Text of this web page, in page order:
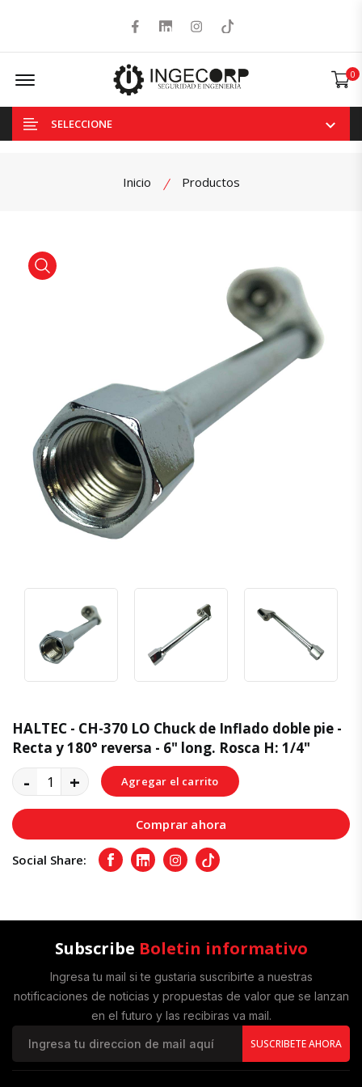
FacebookLinkedInInstagram
Tiktok
Offcanvas Menu Open 0
SELECCIONE
Inicio Productos
product view
HALTEC - CH-370 LO Chuck de Inflado doble pie -
Recta y 180° reversa - 6" long. Rosca H: 1/4"
- + Agregar el carrito
Comprar ahora
Social Share: FacebookLinkedInInstagramTiktok
Subscribe Boletin informativo
Ingresa tu mail si te gustaria suscribirte a nuestras
notificaciones de noticias y propuestas de valor que se lanzan
en el futuro y las recibiras va mail.
SUSCRIBETE AHORA